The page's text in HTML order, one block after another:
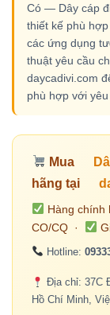
Có — Dây cáp
thiết kế phù
các ứng dụng
thuật yêu cầu
daycadivi.com
phù hợp với
Mua
hãng tại
Hàng chính
CO/CQ ·
Hotline:
Địa chỉ: 37C
Hồ Chí Minh,